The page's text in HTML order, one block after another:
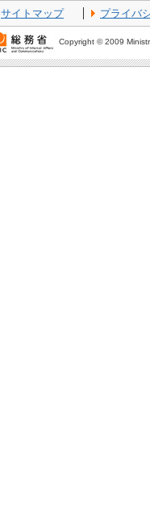
サイトマップ プライバ
Copyright © 2009